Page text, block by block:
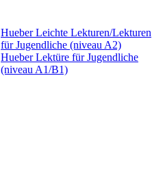
Hueber Leichte Lekturen/Lekturen
für Jugendliche (niveau A2)
Hueber Lektüre für Jugendliche
(niveau A1/B1)